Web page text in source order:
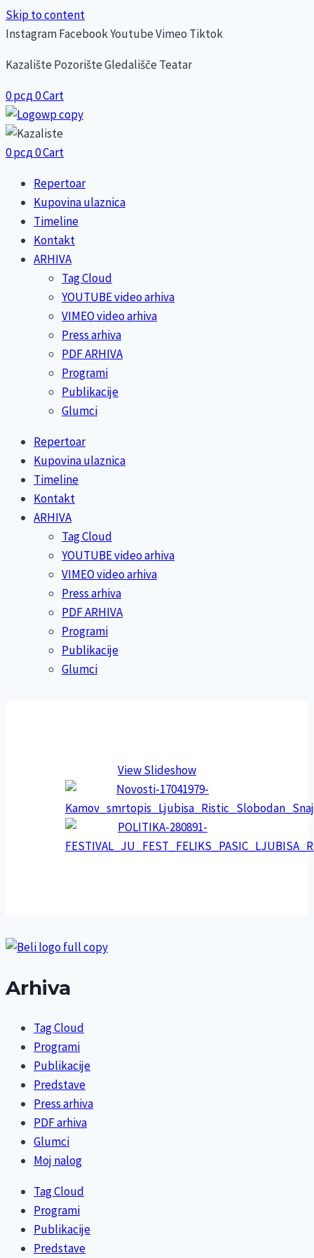
Skip to content
InstagramFacebookYoutubeVimeo Tiktok
Kazalište Pozorište Gledališče Teatar
0рсд0Cart
0рсд0Cart
Repertoar
Kupovina ulaznica
Timeline
Kontakt
ARHIVA
Tag Cloud
YOUTUBE video arhiva
VIMEO video arhiva
Press arhiva
PDF ARHIVA
Programi
Publikacije
Glumci
Repertoar
Kupovina ulaznica
Timeline
Kontakt
ARHIVA
Tag Cloud
YOUTUBE video arhiva
VIMEO video arhiva
Press arhiva
PDF ARHIVA
Programi
Publikacije
Glumci
View Slideshow
Arhiva
Tag Cloud
Programi
Publikacije
Predstave
Press arhiva
PDF arhiva
Glumci
Moj nalog
Tag Cloud
Programi
Publikacije
Predstave